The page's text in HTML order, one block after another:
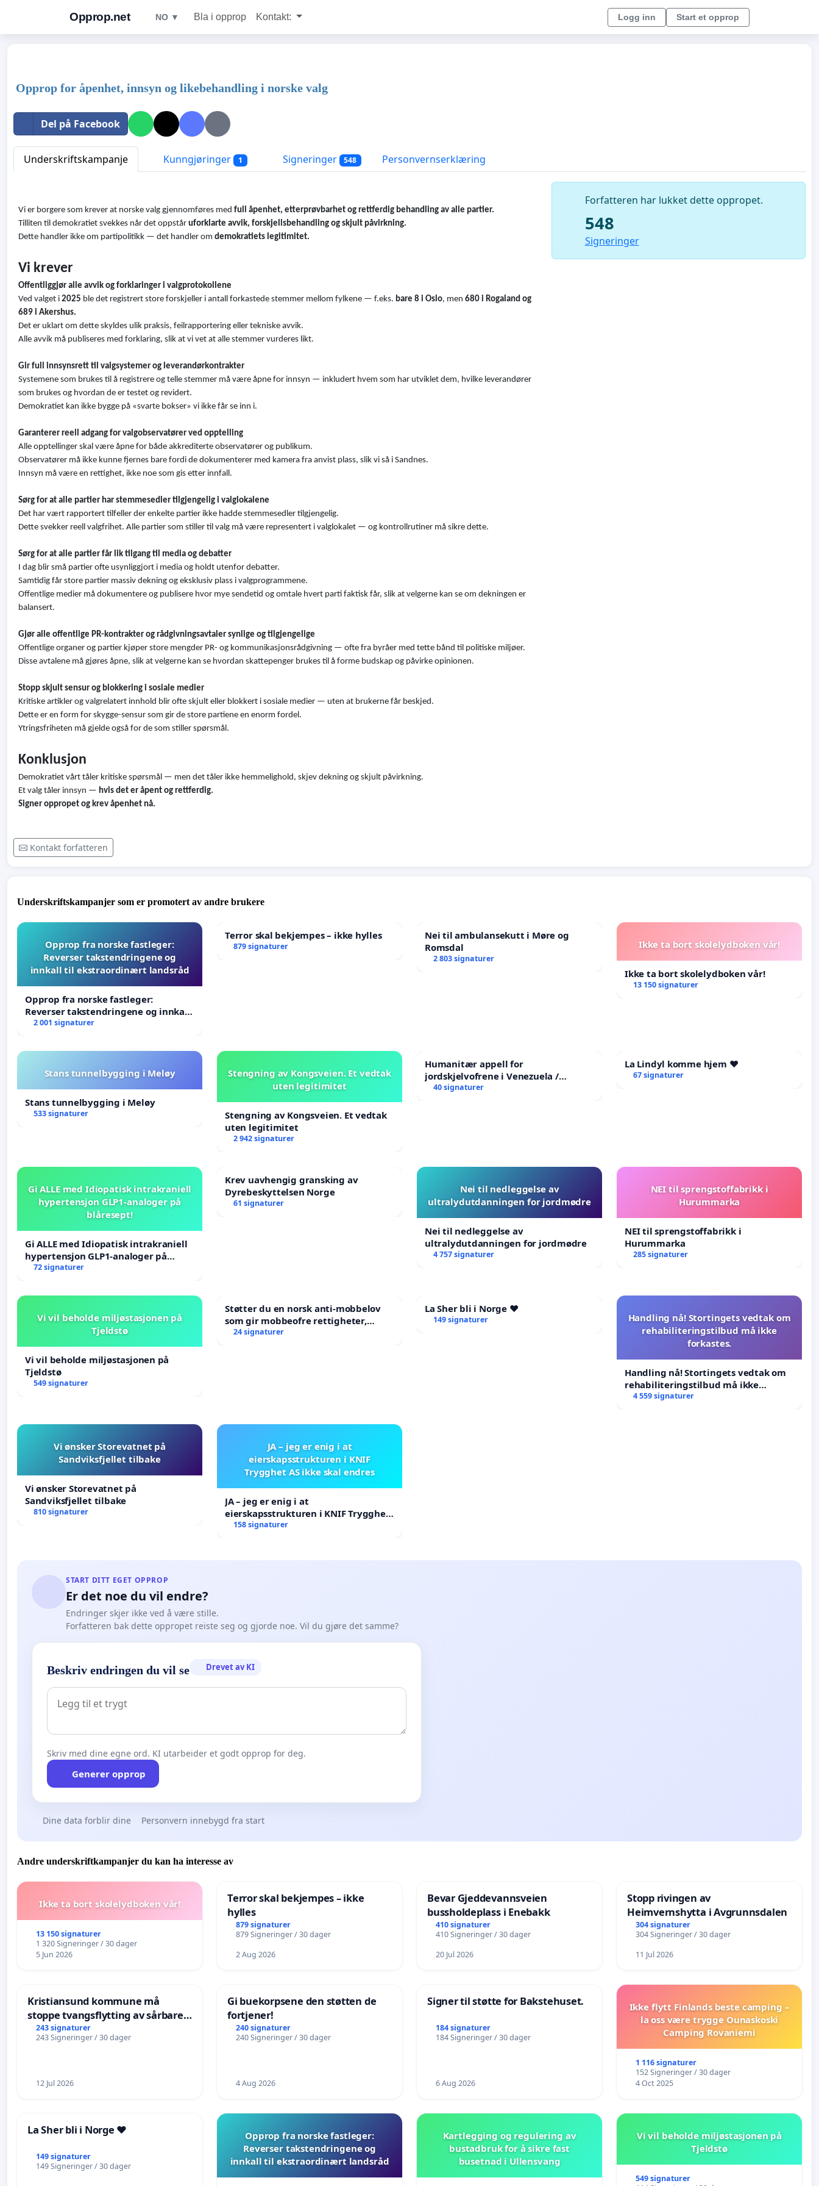
Opprop.net NO ▼ Bla i opprop Kontakt: Logg inn Start et opprop
Opprop for åpenhet, innsyn og likebehandling i norske valg
Del på Facebook
Underskriftskampanje Kunngjøringer 1 Signeringer 548 Personvernserklæring
Vi er borgere som krever at norske valg gjennomføres med full åpenhet, etterprøvbarhet og rettferdig behandling av alle partier.
Tilliten til demokratiet svekkes når det oppstår uforklarte avvik, forskjellsbehandling og skjult påvirkning.
Dette handler ikke om partipolitikk — det handler om demokratiets legitimitet.
Vi krever
Offentliggjør alle avvik og forklaringer i valgprotokollene
Ved valget i 2025 ble det registrert store forskjeller i antall forkastede stemmer mellom fylkene — f.eks. bare 8 i Oslo, men 680 i Rogaland og
689 i Akershus.
Det er uklart om dette skyldes ulik praksis, feilrapportering eller tekniske avvik.
Alle avvik må publiseres med forklaring, slik at vi vet at alle stemmer vurderes likt.
Gir full innsynsrett til valgsystemer og leverandørkontrakter
Systemene som brukes til å registrere og telle stemmer må være åpne for innsyn — inkludert hvem som har utviklet dem, hvilke leverandører
som brukes og hvordan de er testet og revidert.
Demokratiet kan ikke bygge på «svarte bokser» vi ikke får se inn i.
Garanterer reell adgang for valgobservatører ved opptelling
Alle opptellinger skal være åpne for både akkrediterte observatører og publikum.
Observatører må ikke kunne fjernes bare fordi de dokumenterer med kamera fra anvist plass, slik vi så i Sandnes.
Innsyn må være en rettighet, ikke noe som gis etter innfall.
Sørg for at alle partier har stemmesedler tilgjengelig i valglokalene
Det har vært rapportert tilfeller der enkelte partier ikke hadde stemmesedler tilgjengelig.
Dette svekker reell valgfrihet. Alle partier som stiller til valg må være representert i valglokalet — og kontrollrutiner må sikre dette.
Sørg for at alle partier får lik tilgang til media og debatter
I dag blir små partier ofte usynliggjort i media og holdt utenfor debatter.
Samtidig får store partier massiv dekning og eksklusiv plass i valgprogrammene.
Offentlige medier må dokumentere og publisere hvor mye sendetid og omtale hvert parti faktisk får, slik at velgerne kan se om dekningen er
balansert.
Gjør alle offentlige PR-kontrakter og rådgivningsavtaler synlige og tilgjengelige
Offentlige organer og partier kjøper store mengder PR- og kommunikasjonsrådgivning — ofte fra byråer med tette bånd til politiske miljøer.
Disse avtalene må gjøres åpne, slik at velgerne kan se hvordan skattepenger brukes til å forme budskap og påvirke opinionen.
Stopp skjult sensur og blokkering i sosiale medier
Kritiske artikler og valgrelatert innhold blir ofte skjult eller blokkert i sosiale medier — uten at brukerne får beskjed.
Dette er en form for skygge-sensur som gir de store partiene en enorm fordel.
Ytringsfriheten må gjelde også for de som stiller spørsmål.
Konklusjon
Demokratiet vårt tåler kritiske spørsmål — men det tåler ikke hemmelighold, skjev dekning og skjult påvirkning.
Et valg tåler innsyn — hvis det er åpent og rettferdig.
Signer oppropet og krev åpenhet nå.
Kontakt forfatteren
Forfatteren har lukket dette oppropet.
548
Signeringer
Underskriftskampanjer som er promotert av andre brukere
Opprop fra norske fastleger:
Reverser takstendringene og
innkall til ekstraordinært landsråd
Opprop fra norske fastleger:
Reverser takstendringene og innkall
til ekstraordinært landsråd
2 001 signaturer
Terror skal bekjempes – ikke hylles
879 signaturer
Nei til ambulansekutt i Møre og
Romsdal
2 803 signaturer
Ikke ta bort skolelydboken vår!
Ikke ta bort skolelydboken vår!
13 150 signaturer
Stans tunnelbygging i Meløy
Stans tunnelbygging i Meløy
533 signaturer
Stengning av Kongsveien. Et vedtak
uten legitimitet
Stengning av Kongsveien. Et vedtak
uten legitimitet
2 942 signaturer
Humanitær appell for
jordskjelvofrene i Venezuela /
Humanitarian Appeal for the
40 signaturer
La Lindyl komme hjem ❤️
67 signaturer
Gi ALLE med Idiopatisk intrakraniell
hypertensjon GLP1-analoger på
blåresept!
Gi ALLE med Idiopatisk intrakraniell
hypertensjon GLP1-analoger på
blåresept!
72 signaturer
Krev uavhengig gransking av
Dyrebeskyttelsen Norge
61 signaturer
Nei til nedleggelse av
ultralydutdanningen for jordmødre
Nei til nedleggelse av
ultralydutdanningen for jordmødre
4 757 signaturer
NEI til sprengstoffabrikk i
Hurummarka
NEI til sprengstoffabrikk i
Hurummarka
285 signaturer
Vi vil beholde miljøstasjonen på
Tjeldstø
Vi vil beholde miljøstasjonen på
Tjeldstø
549 signaturer
Støtter du en norsk anti-mobbelov
som gir mobbeofre rettigheter,
oppreisning og hjelp?
24 signaturer
La Sher bli i Norge ❤️
149 signaturer
Handling nå! Stortingets vedtak om
rehabiliteringstilbud må ikke
forkastes.
Handling nå! Stortingets vedtak om
rehabiliteringstilbud må ikke
forkastes.
4 559 signaturer
Vi ønsker Storevatnet på
Sandviksfjellet tilbake
Vi ønsker Storevatnet på
Sandviksfjellet tilbake
810 signaturer
JA – jeg er enig i at
eierskapsstrukturen i KNIF
Trygghet AS ikke skal endres
JA – jeg er enig i at
eierskapsstrukturen i KNIF Trygghet
AS ikke skal endres
158 signaturer
START DITT EGET OPPROP
Er det noe du vil endre?
Endringer skjer ikke ved å være stille.
Forfatteren bak dette oppropet reiste seg og gjorde noe. Vil du gjøre det samme?
Beskriv endringen du vil se Drevet av KI
Skriv med dine egne ord. KI utarbeider et godt opprop for deg.
Generer opprop
Dine data forblir dine Personvern innebygd fra start
Andre underskriftkampanjer du kan ha interesse av
Ikke ta bort skolelydboken vår!
13 150 signaturer
1 320 Signeringer / 30 dager
5 Jun 2026
Terror skal bekjempes – ikke
hylles
879 signaturer
879 Signeringer / 30 dager
2 Aug 2026
Bevar Gjeddevannsveien
bussholdeplass i Enebakk
410 signaturer
410 Signeringer / 30 dager
20 Jul 2026
Stopp rivingen av
Heimvernshytta i Avgrunnsdalen
304 signaturer
304 Signeringer / 30 dager
11 Jul 2026
Kristiansund kommune må
stoppe tvangsflytting av sårbare
eldre
243 signaturer
243 Signeringer / 30 dager
12 Jul 2026
Gi buekorpsene den støtten de
fortjener!
240 signaturer
240 Signeringer / 30 dager
4 Aug 2026
Signer til støtte for Bakstehuset.
184 signaturer
184 Signeringer / 30 dager
6 Aug 2026
Ikke flytt Finlands beste camping –
la oss være trygge Ounaskoski
Camping Rovaniemi
1 116 signaturer
152 Signeringer / 30 dager
4 Oct 2025
La Sher bli i Norge ❤️
149 signaturer
149 Signeringer / 30 dager
Opprop fra norske fastleger:
Reverser takstendringene og
innkall til ekstraordinært landsråd
Kartlegging og regulering av
bustadbruk for å sikre fast
busetnad i Ullensvang
Vi vil beholde miljøstasjonen på
Tjeldstø
549 signaturer